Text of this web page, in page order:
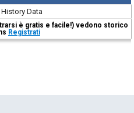
Data
è gratis e facile!) vedono storico
Registrati